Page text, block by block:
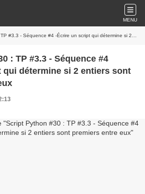
MENU
Séquence #4 -Écrire un script qui détermine si 2 entiers sont premiers entre eux
: TP #3.3 - Séquence #4
détermine si 2 entiers sont